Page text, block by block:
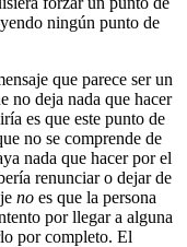
ningún punto de
que parece ser un
no deja nada que hacer
es que este punto de
no se comprende de
nada que hacer por el
renunciar o dejar de
no es que la persona
por llegar a alguna
por completo. El